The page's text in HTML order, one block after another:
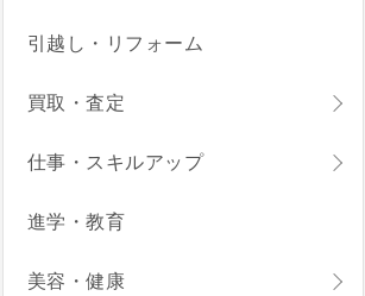
7,270 2,300
引越し・リフォーム
買取・査定
仕事・スキルアップ
進学・教育
美容・健康